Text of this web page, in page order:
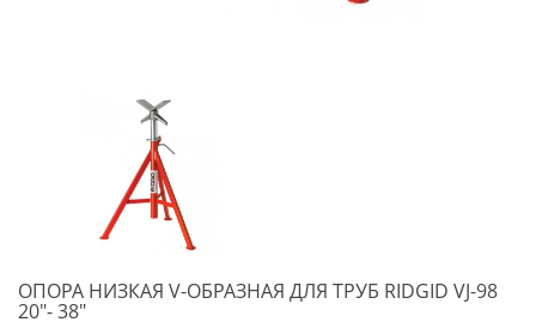
ОПОРА НИЗКАЯ V-ОБРАЗНАЯ ДЛЯ ТРУБ RIDGID VJ-98
20"- 38"